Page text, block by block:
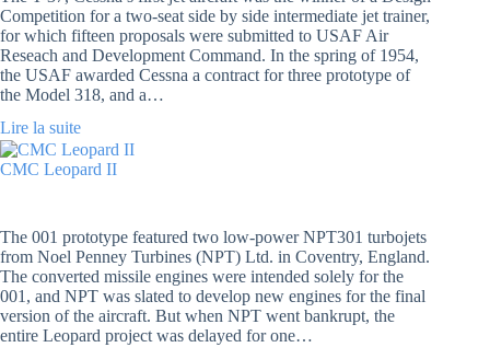
Competition for a two-seat side by side intermediate jet trainer,
for which fifteen proposals were submitted to USAF Air
Reseach and Development Command. In the spring of 1954,
the USAF awarded Cessna a contract for three prototype of
the Model 318, and a…
Lire la suite
CMC Leopard II
The 001 prototype featured two low-power NPT301 turbojets
from Noel Penney Turbines (NPT) Ltd. in Coventry, England.
The converted missile engines were intended solely for the
001, and NPT was slated to develop new engines for the final
version of the aircraft. But when NPT went bankrupt, the
entire Leopard project was delayed for one…